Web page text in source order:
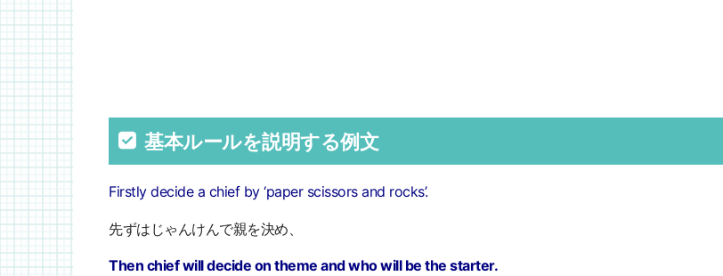
基本ルールを説明する例文
Firstly decide a chief by ‘paper scissors and rocks’.
先ずはじゃんけんで親を決め、
Then chief will decide on theme and who will be the starter.